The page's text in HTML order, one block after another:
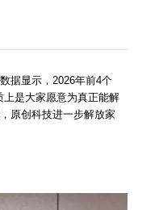
据显示，2026年前4个
是大家愿意为真正能解
原创科技进一步解放家